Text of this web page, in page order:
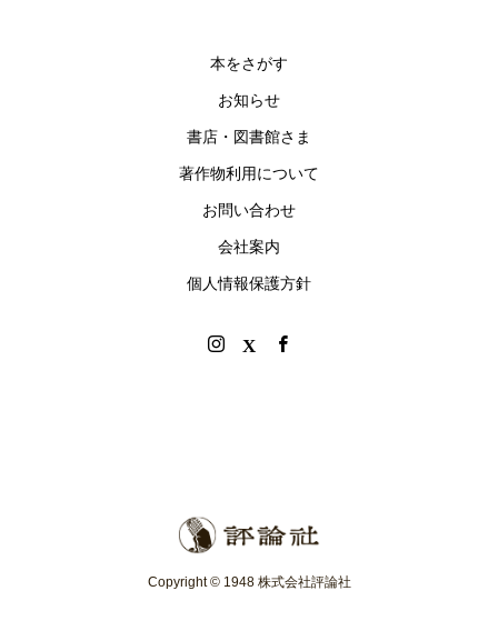
本をさがす
お知らせ
書店・図書館さま
著作物利用について
お問い合わせ
会社案内
個人情報保護方針
Copyright © 1948 株式会社評論社